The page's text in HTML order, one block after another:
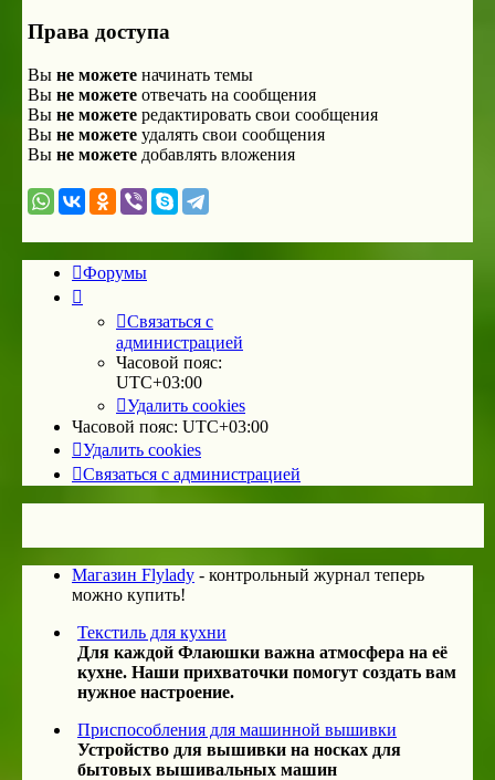
Права доступа
Вы не можете начинать темы
Вы не можете отвечать на сообщения
Вы не можете редактировать свои сообщения
Вы не можете удалять свои сообщения
Вы не можете добавлять вложения
Форумы
Связаться с
администрацией
Часовой пояс:
UTC+03:00
Удалить cookies
Часовой пояс: UTC+03:00
Удалить cookies
Связаться с администрацией
Магазин Flylady - контрольный журнал теперь
можно купить!
Текстиль для кухни
Для каждой Флаюшки важна атмосфера на её
кухне. Наши прихваточки помогут создать вам
нужное настроение.
Приспособления для машинной вышивки
Устройство для вышивки на носках для
бытовых вышивальных машин